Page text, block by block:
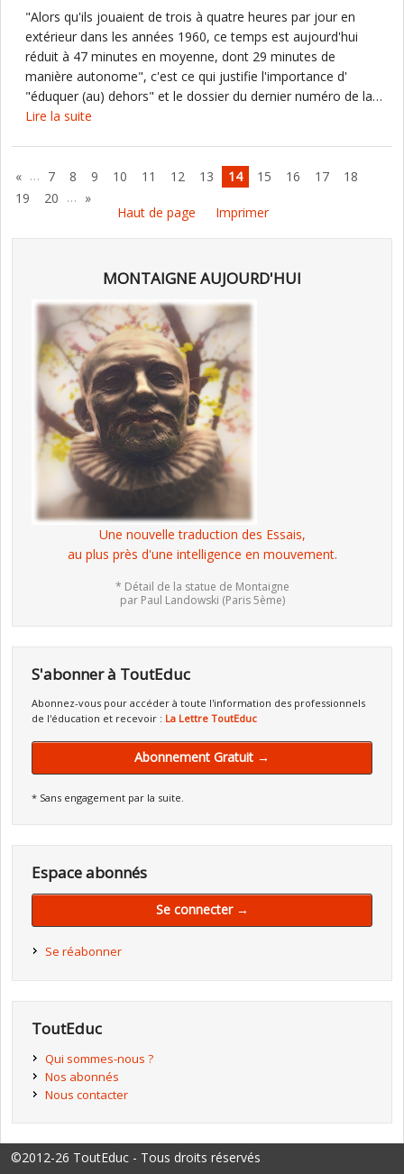
"Alors qu'ils jouaient de trois à quatre heures par jour en
extérieur dans les années 1960, ce temps est aujourd'hui
réduit à 47 minutes en moyenne, dont 29 minutes de
manière autonome", c'est ce qui justifie l'importance d'
"éduquer (au) dehors" et le dossier du dernier numéro de la…
Lire la suite
« … 7 8 9 10 11 12 13 14 15 16 17
18
19
20 … »
Haut de page
Imprimer
MONTAIGNE AUJOURD'HUI
Une nouvelle traduction des Essais,
au plus près d'une intelligence en mouvement.
* Détail de la statue de Montaigne
par Paul Landowski (Paris 5ème)
S'abonner à ToutEduc
Abonnez-vous pour accéder à toute l'information des professionnels
de l'éducation et recevoir : La Lettre ToutEduc
Abonnement Gratuit →
* Sans engagement par la suite.
Espace abonnés
Se connecter →
Se réabonner
ToutEduc
Qui sommes-nous ?
Nos abonnés
Nous contacter
©2012-26 ToutEduc - Tous droits réservés